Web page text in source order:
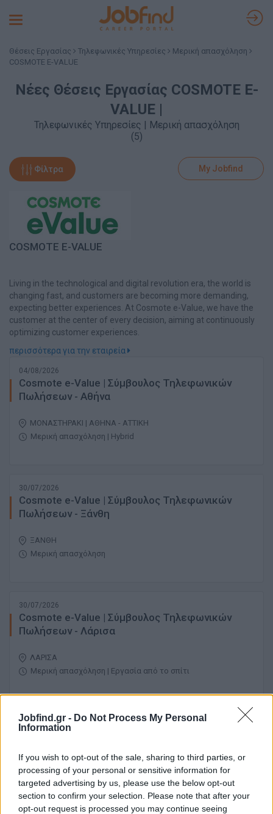
Jobfind.gr - Do Not Process My Personal
Information
If you wish to opt-out of the sale, sharing to third parties, or
processing of your personal or sensitive information for
targeted advertising by us, please use the below opt-out
section to confirm your selection. Please note that after your
opt-out request is processed you may continue seeing
Toggle
Θέσεις Εργασίας Τηλεφωνικές Υπηρεσίες
Μερική απασχόληση
COSMOTE E-VALUE
Νέες Θέσεις Εργασίας COSMOTE E-
VALUE |
Τηλεφωνικές Υπηρεσίες | Μερική απασχόληση
(5)
Φίλτρα My Jobfind
COSMOTE E-VALUE
Living in the technological and digital revolution era, the world is
changing fast, and customers are becoming more demanding,
expecting better experiences. At Cosmote e-Value, we have the
customer at the center of every decision, aiming at continuously
optimizing customer experiences.
περισσότερα για την εταιρεία
04/08/2026
Cosmote e-Value | Σύμβουλος Τηλεφωνικών
Πωλήσεων - Αθήνα
ΜΟΝΑΣΤΗΡΑΚΙ | ΑΘΗΝΑ - ΑΤΤΙΚΗ
Μερική απασχόληση | Hybrid
30/07/2026
Cosmote e-Value | Σύμβουλος Τηλεφωνικών
Πωλήσεων - Ξάνθη
ΞΑΝΘΗ
Μερική απασχόληση
30/07/2026
Cosmote e-Value | Σύμβουλος Τηλεφωνικών
Πωλήσεων - Λάρισα
ΛΑΡΙΣΑ
Μερική απασχόληση | Εργασία από το σπίτι
30/07/2026
Cosmote e-Value | Σύμβουλος Τηλεφωνικών
ΗΡΑΚΛΕΙΟ
Μερική απασχόληση | Hybrid